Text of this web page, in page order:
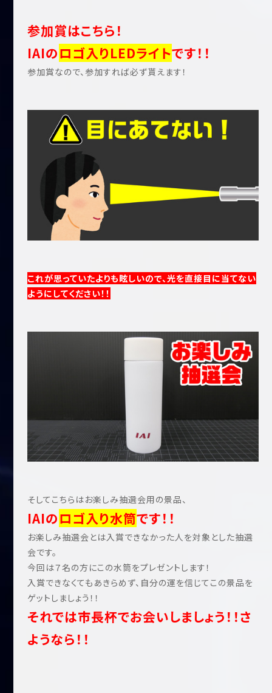
参加賞はこちら！
IAIのロゴ入りLEDライトです！！
参加賞なので、参加すれば必ず貰えます！
これが思っていたよりも眩しいので、光を直接目に当てない
ようにしてください！！
そしてこちらはお楽しみ抽選会用の景品、
IAIのロゴ入り水筒です！！
お楽しみ抽選会とは入賞できなかった人を対象とした抽選
会です。
今回は７名の方にこの水筒をプレゼントします！
入賞できなくてもあきらめず、自分の運を信じてこの景品を
ゲットしましょう！！
それでは市長杯でお会いしましょう！！さ
ようなら！！